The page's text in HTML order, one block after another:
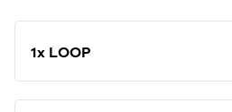
1x LOOP